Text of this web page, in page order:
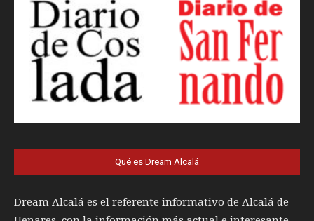
Qué es Dream Alcalá
Dream Alcalá es el referente informativo de Alcalá de